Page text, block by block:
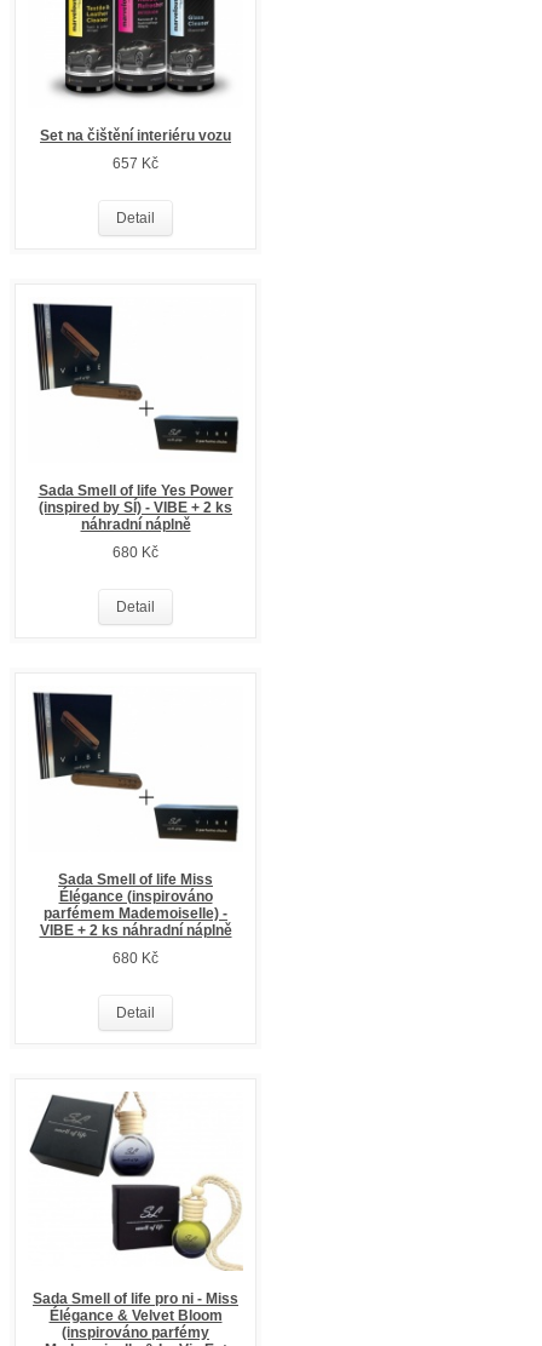
Set na čištění interiéru vozu
657 Kč
Detail
Sada Smell of life Yes Power
(inspired by SÍ) - VIBE + 2 ks
náhradní náplně
680 Kč
Detail
Sada Smell of life Miss
Élégance (inspirováno
parfémem Mademoiselle) -
VIBE + 2 ks náhradní náplně
680 Kč
Detail
Sada Smell of life pro ni - Miss
Élégance & Velvet Bloom
(inspirováno parfémy